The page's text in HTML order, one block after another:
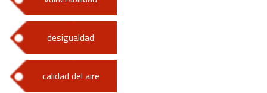
desigualdad
calidad del aire